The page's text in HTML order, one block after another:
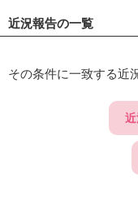
近況報告の一覧
その条件に一致する近